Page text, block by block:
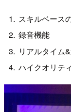
スキルベース
録音機能
リアルタイム
ハイクオリテ